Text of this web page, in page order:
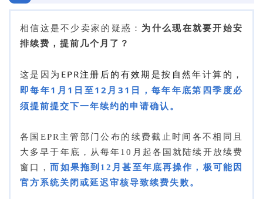
相信这是不少卖家的疑惑： 为什么现在就要开始安
排续费，提前几个月了？
这是因 为EPR注册后的有效期是按自然年计算的，
即每年1月1日至12月31日， 每年年底第四季度必
须提前提交下一年续约的申请确认。
各国EPR主管部门公布的续费截止时间各不相同且
大多早于年底，从每年10月起各国就陆续开放续费
窗口，而如果拖到12月甚至年底再操作，极可能因
官方系统关闭或延迟审核导致续费失败。